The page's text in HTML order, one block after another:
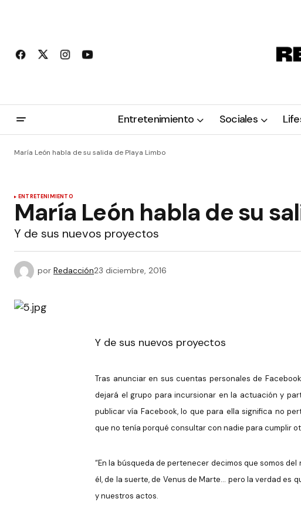
Entretenimiento Sociales
María León habla de su salida de Playa Limbo
ENTRETENIMIENTO
María León habla de su
Y de sus nuevos proyectos
por Redacción23 diciembre, 2016
Y de sus nuevos proyectos
Tras anunciar en sus cuentas personales de
dejará el grupo para incursionar en la actuación y
publicar vía Facebook, lo que para ella significa no
que no tenía porqué consultar con nadie para cumplir
“En la búsqueda de pertenecer decimos que somos
él, de la suerte, de Venus de Marte… pero la verdad es
y nuestros actos.